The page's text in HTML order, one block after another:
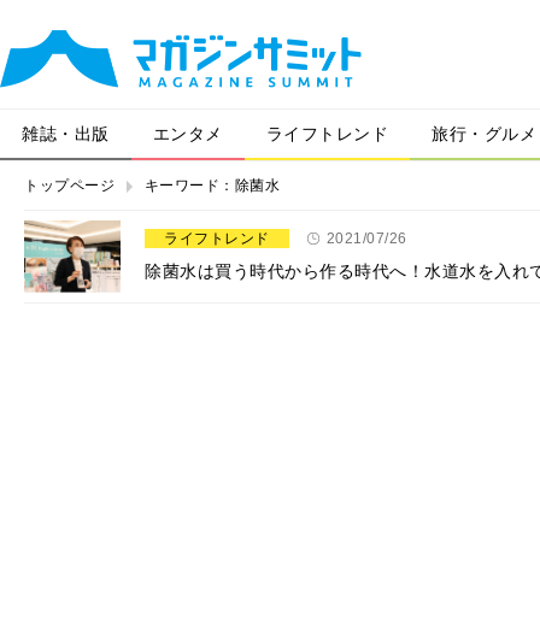
雑誌・出版 エンタメ ライフトレンド 旅行・グルメ
トップページ キーワード：除菌水
ライフトレンド 2021/07/26
除菌水は買う時代から作る時代へ！水道水を入